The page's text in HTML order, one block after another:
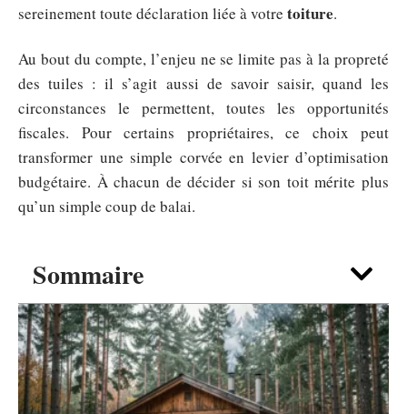
Sommaire
sereinement toute déclaration liée à votre toiture.
Au bout du compte, l’enjeu ne se limite pas à la propreté
des tuiles : il s’agit aussi de savoir saisir, quand les
circonstances le permettent, toutes les opportunités
fiscales. Pour certains propriétaires, ce choix peut
transformer une simple corvée en levier d’optimisation
budgétaire. À chacun de décider si son toit mérite plus
qu’un simple coup de balai.